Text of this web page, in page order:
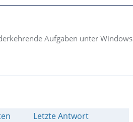
Aufgaben unter Windows
Letzte Antwort